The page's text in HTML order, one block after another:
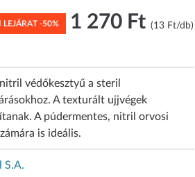
-50% 1 270 Ft (13 Ft/db)
védőkesztyű a steril
A texturált ujjvégek
A púdermentes, nitril orvosi
is ideális.
S.A.